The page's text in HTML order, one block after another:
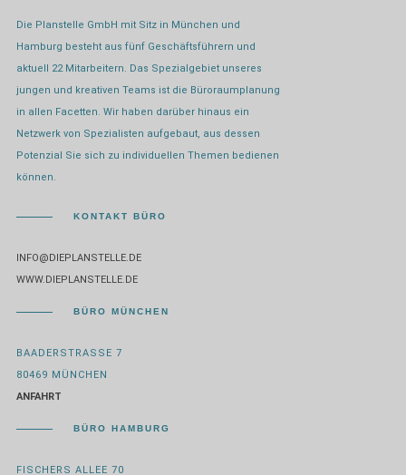
Die Planstelle GmbH mit Sitz in München und
Hamburg besteht aus fünf Geschäftsführern und
aktuell 22 Mitarbeitern. Das Spezialgebiet unseres
jungen und kreativen Teams ist die Büroraumplanung
in allen Facetten. Wir haben darüber hinaus ein
Netzwerk von Spezialisten aufgebaut, aus dessen
Potenzial Sie sich zu individuellen Themen bedienen
können.
KONTAKT BÜRO
INFO@DIEPLANSTELLE.DE
WWW.DIEPLANSTELLE.DE
BÜRO MÜNCHEN
BAADERSTRASSE 7
80469 MÜNCHEN
ANFAHRT
BÜRO HAMBURG
FISCHERS ALLEE 70